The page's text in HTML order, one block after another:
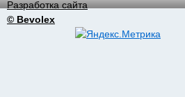
Разработка сайта
© Bevolex